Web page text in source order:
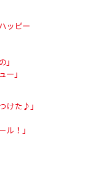
ッピー
」
ー」
けた♪」
ル！」